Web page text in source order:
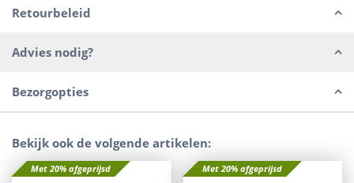
Retourbeleid
Advies nodig?
Bezorgopties
Bekijk ook de volgende artikelen:
Met 20% afgeprijsd Met 20% afgeprijsd